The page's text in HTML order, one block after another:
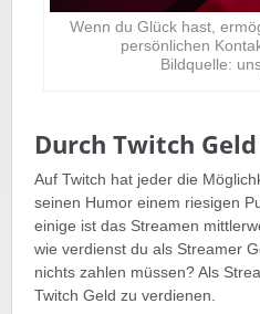
Wenn du Glück hast,
persönlichen
Bildquelle:
Durch Twitch
Auf Twitch hat jeder die
seinen Humor einem riesigen
einige ist das Streamen
wie verdienst du als Streamer
nichts zahlen müssen? Als
Twitch Geld zu verdienen.